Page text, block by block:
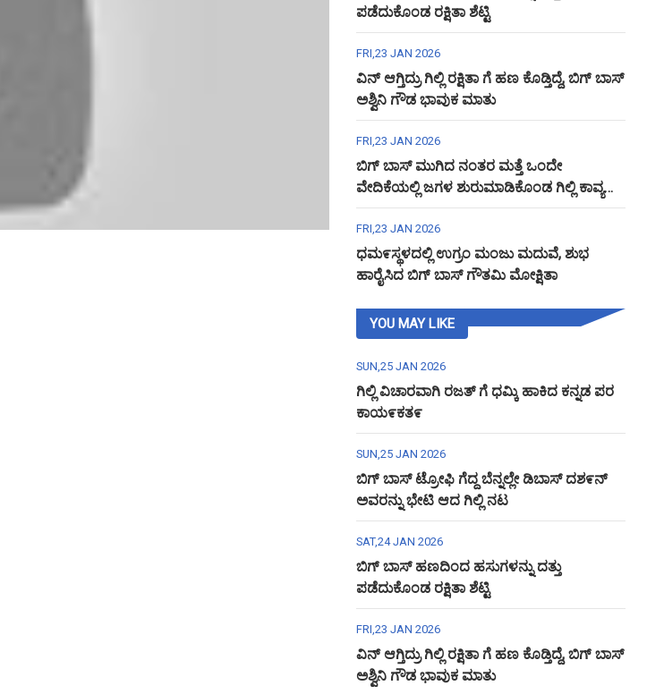
ಪಡೆದುಕೊಂಡ ರಕ್ಷಿತಾ ಶೆಟ್ಟಿ
FRI,23 JAN 2026
ವಿನ್ ಆಗ್ತಿದ್ರು ಗಿಲ್ಲಿ ರಕ್ಷಿತಾ ಗೆ ಹಣ ಕೊಡ್ತಿದ್ದೆ, ಬಿಗ್ ಬಾಸ್
ಅಶ್ವಿನಿ ಗೌಡ ಭಾವುಕ ಮಾತು
FRI,23 JAN 2026
ಬಿಗ್ ಬಾಸ್ ಮುಗಿದ ನಂತರ ಮತ್ತೆ ಒಂದೇ
ವೇದಿಕೆಯಲ್ಲಿ ಜಗಳ ಶುರುಮಾಡಿಕೊಂಡ ಗಿಲ್ಲಿ ಕಾವ್ಯ
ಅಶ್ವಿನಿ ಗೌಡ
FRI,23 JAN 2026
ಧಮ೯ಸ್ಥಳದಲ್ಲಿ ಉಗ್ರಂ ಮಂಜು ಮದುವೆ, ಶುಭ
ಹಾರೈಸಿದ ಬಿಗ್ ಬಾಸ್ ಗೌತಮಿ ಮೋಕ್ಷಿತಾ
YOU MAY LIKE
SUN,25 JAN 2026
ಗಿಲ್ಲಿ ವಿಚಾರವಾಗಿ ರಜತ್ ಗೆ ಧಮ್ಕಿ ಹಾಕಿದ ಕನ್ನಡ ಪರ
ಕಾಯ೯ಕತ೯
SUN,25 JAN 2026
ಬಿಗ್ ಬಾಸ್ ಟ್ರೋಫಿ ಗೆದ್ದ ಬೆನ್ನಲ್ಲೇ ಡಿಬಾಸ್ ದಶ೯ನ್
ಅವರನ್ನು ಭೇಟಿ ಆದ ಗಿಲ್ಲಿ ನಟ
SAT,24 JAN 2026
ಬಿಗ್ ಬಾಸ್ ಹಣದಿಂದ ಹಸುಗಳನ್ನು ದತ್ತು
ಪಡೆದುಕೊಂಡ ರಕ್ಷಿತಾ ಶೆಟ್ಟಿ
FRI,23 JAN 2026
ವಿನ್ ಆಗ್ತಿದ್ರು ಗಿಲ್ಲಿ ರಕ್ಷಿತಾ ಗೆ ಹಣ ಕೊಡ್ತಿದ್ದೆ, ಬಿಗ್ ಬಾಸ್
ಅಶ್ವಿನಿ ಗೌಡ ಭಾವುಕ ಮಾತು